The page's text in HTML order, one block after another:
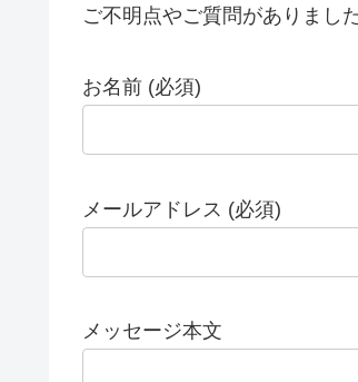
ご不明点やご質問がありまし
お名前 (必須)
メールアドレス (必須)
メッセージ本文